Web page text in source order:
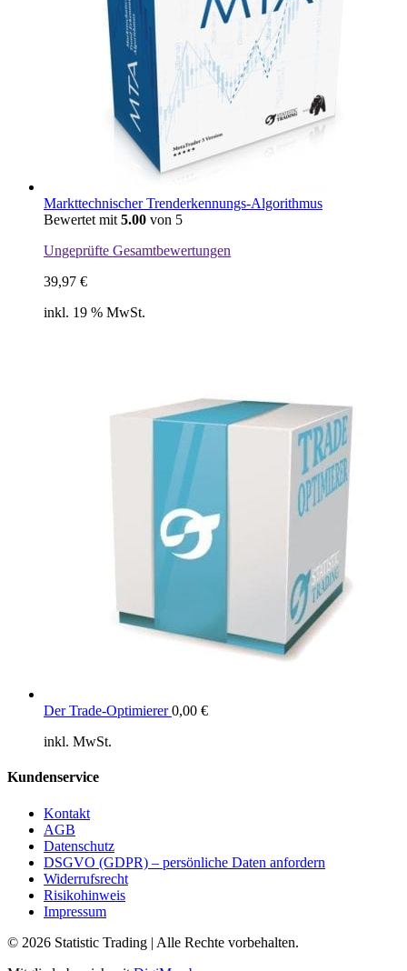
Markttechnischer Trenderkennungs-Algorithmus
Bewertet mit 5.00 von 5
Ungeprüfte Gesamtbewertungen
39,97 €
inkl. 19 % MwSt.
Der Trade-Optimierer 0,00 €
inkl. MwSt.
Kundenservice
Kontakt
AGB
Datenschutz
DSGVO (GDPR) – persönliche Daten anfordern
Widerrufsrecht
Risikohinweis
Impressum
© 2026 Statistic Trading | Alle Rechte vorbehalten.